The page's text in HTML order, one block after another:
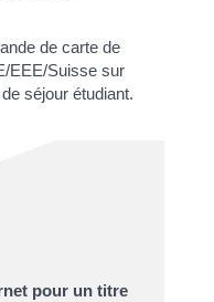
de carte de
EEE/Suisse sur
séjour étudiant.
pour un titre